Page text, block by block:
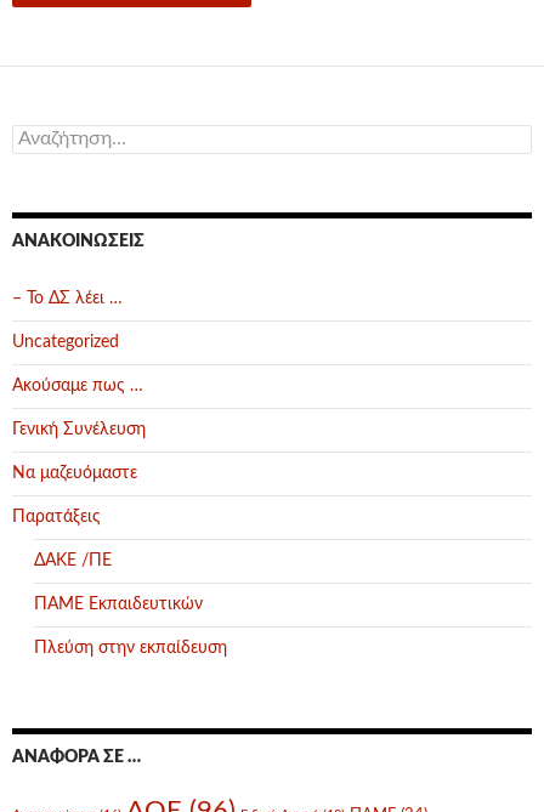
Αναζήτηση
για:
ΑΝΑΚΟΙΝΏΣΕΙΣ
– Το ΔΣ λέει …
Uncategorized
Ακούσαμε πως …
Γενική Συνέλευση
Να μαζευόμαστε
Παρατάξεις
ΔΑΚΕ /ΠΕ
ΠΑΜΕ Εκπαιδευτικών
Πλεύση στην εκπαίδευση
ΑΝΑΦΟΡΆ ΣΕ …